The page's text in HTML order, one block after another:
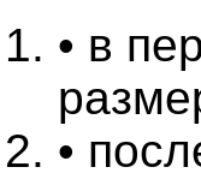
• в
•